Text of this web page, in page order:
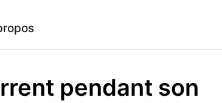
pendant son